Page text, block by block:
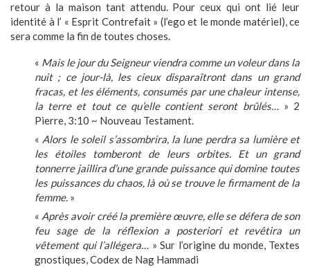
retour à la maison tant attendu. Pour ceux qui ont lié leur
identité à l’ « Esprit Contrefait » (l’ego et le monde matériel), ce
sera comme la fin de toutes choses.
« Mais le jour du Seigneur viendra comme un voleur dans la
nuit ; ce jour-là, les cieux disparaîtront dans un grand
fracas, et les éléments, consumés par une chaleur intense,
la terre et tout ce qu’elle contient seront brûlés… » 2
Pierre, 3:10 ~ Nouveau Testament.
« Alors le soleil s’assombrira, la lune perdra sa lumière et
les étoiles tomberont de leurs orbites. Et un grand
tonnerre jaillira d’une grande puissance qui domine toutes
les puissances du chaos, là où se trouve le firmament de la
femme. »
« Après avoir créé la première œuvre, elle se défera de son
feu sage de la réflexion a posteriori et revêtira un
vêtement qui l’allégera… » Sur l’origine du monde, Textes
gnostiques, Codex de Nag Hammadi